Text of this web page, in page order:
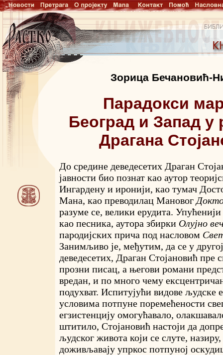
Зорица Бечановић-
Парадокси
Београд и Запад
Драгана
До средине деведесетих Драган
јавности био познат као аутор
Ингардену и иронији, као тумач
Мана, као преводилац Мановог
разуме се, велики ерудита.
као песника, аутора збирки Олујно
пародијских прича под насловом
Занимљиво је, међутим, да се у
деведесетих, Драган Стојановић пре
прозни писац, а његови романи
вредан, и по много чему
подухват. Испитујући видове људске
условима потпуне поремећености
егзистенцију омогућавало,
штитило, Стојановић настоји да
људског живота који се слуте, назиру,
доживљавају упркос потпуној